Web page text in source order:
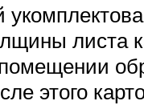
листа
этого